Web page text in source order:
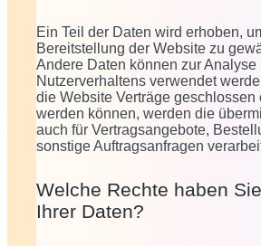
Ein Teil der Daten wird erhoben,
Bereitstellung der Website zu
Andere Daten können zur Analyse
Nutzerverhaltens verwendet
die Website Verträge geschlossen
werden können, werden die
auch für Vertragsangebote,
sonstige Auftragsanfragen
Welche Rechte haben
Ihrer Daten?